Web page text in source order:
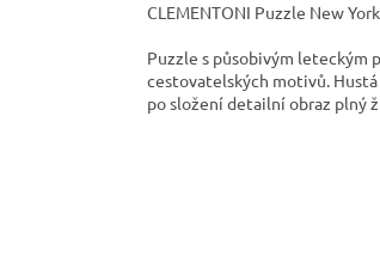
CLEMENTONI Puzzle New
Puzzle s působivým leteckým
cestovatelských motivů.
po složení detailní obraz plný